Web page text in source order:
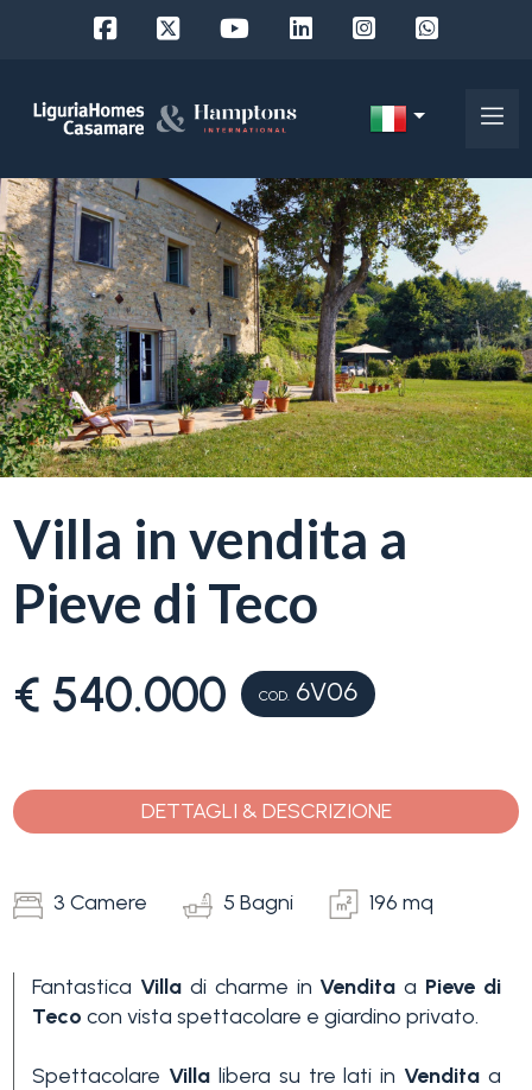
Villa in vendita a
Pieve di Teco
€ 540.000 COD. 6V06
DETTAGLI & DESCRIZIONE
3 Camere 5 Bagni 196 mq
Fantastica Villa di charme in Vendita a Pieve di
Teco con vista spettacolare e giardino privato.
Spettacolare Villa libera su tre lati in Venditaa
EN
FR
DE
RU
Chi
siamo
nostri
servizi
La
Ricerca
Scegli
dove
cercare
Provincia
Comune
Tipologia
multiscelta
Prezzo